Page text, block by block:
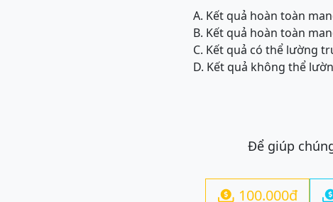
A. Kết quả hoàn toàn
B. Kết quả hoàn toàn
C. Kết quả có thể lường
D. Kết quả không thể
Để giúp
 100.000đ